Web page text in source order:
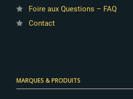
Foire aux Questions – FAQ
Contact
MARQUES & PRODUITS